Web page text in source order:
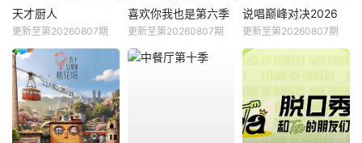
天才厨人
更新至第20260807期
喜欢你我也是第六季
更新至第20260807期
说唱巅峰对决2026
更新至第20260807期